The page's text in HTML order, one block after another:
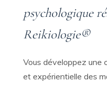
psychologique
Reikiologie®
Vous développez une
et expérientielle des